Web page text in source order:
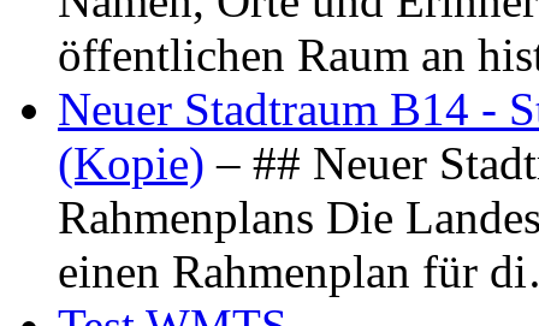
öffentlichen Raum an
Neuer Stadtraum B14 -
(Kopie) – ## Neuer
Rahmenplans Die
einen Rahmenplan für